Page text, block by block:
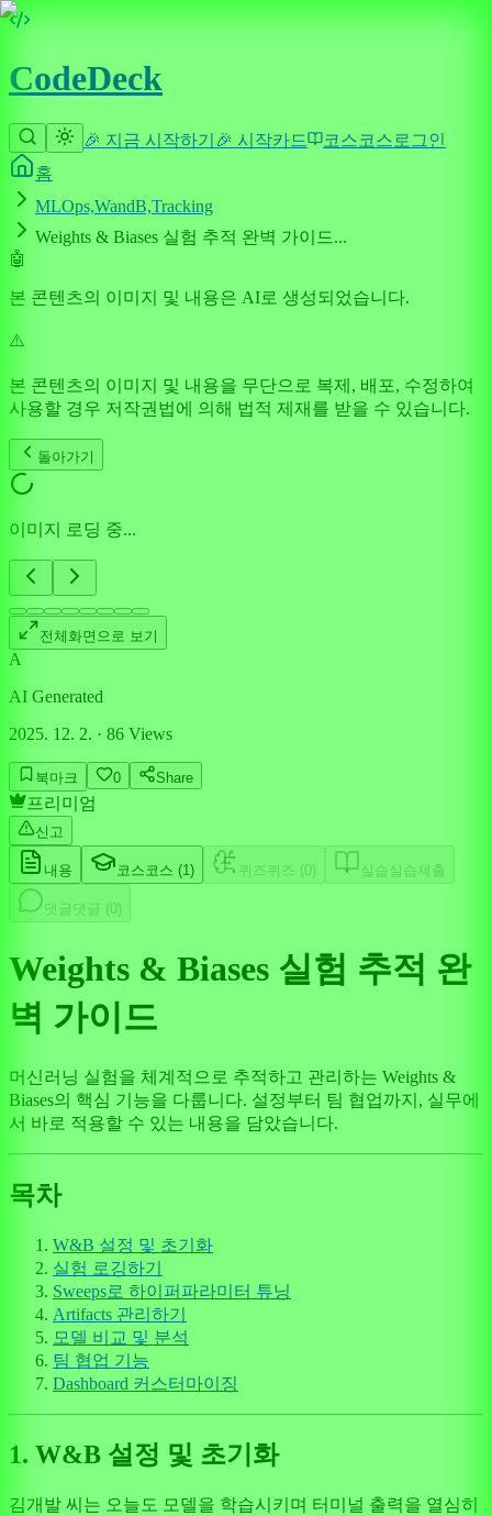
CodeDeck
🎉 지금 시작하기 🎉 시작카드 코스코스 로그인
홈
MLOps,WandB,Tracking
Weights & Biases 실험 추적 완벽 가이드...
🤖
본 콘텐츠의 이미지 및 내용은 AI로 생성되었습니다.
⚠️
본 콘텐츠의 이미지 및 내용을 무단으로 복제, 배포, 수정하여
사용할 경우 저작권법에 의해 법적 제재를 받을 수 있습니다.
돌아가기
이미지 로딩 중...
전체화면으로 보기
A
AI Generated
2025. 12. 2. · 86 Views
북마크 0 Share
프리미엄
신고
내용 코스 코스 (1 ) 퀴즈 퀴즈 (0 ) 실습실습제출
댓글 댓글 (0 )
Weights & Biases 실험 추적 완
벽 가이드
머신러닝 실험을 체계적으로 추적하고 관리하는 Weights &
Biases의 핵심 기능을 다룹니다. 설정부터 팀 협업까지, 실무에
서 바로 적용할 수 있는 내용을 담았습니다.
목차
W&B 설정 및 초기화
실험 로깅하기
Sweeps로 하이퍼파라미터 튜닝
Artifacts 관리하기
모델 비교 및 분석
팀 협업 기능
Dashboard 커스터마이징
1. W&B 설정 및 초기화
김개발 씨는 오늘도 모델을 학습시키며 터미널 출력을 열심히